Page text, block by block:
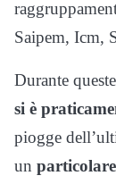
Saipem, Icm,
Durante
si è
piogge
un